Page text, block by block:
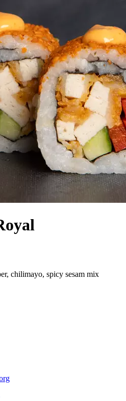
chilimayo, spicy sesam mix